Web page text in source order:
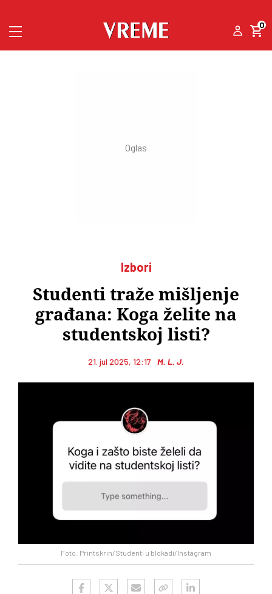
0
Izbori
Studenti traže mišljenje
građana: Koga želite na
studentskoj listi?
21. jul 2025, 12:17 M. L. J.
Foto: Printskrin/Studenti u blokadi/Instagram